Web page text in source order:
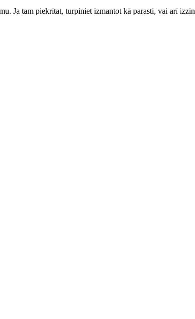
Ja tam piekrītat, turpiniet izmantot kā parasti, vai arī